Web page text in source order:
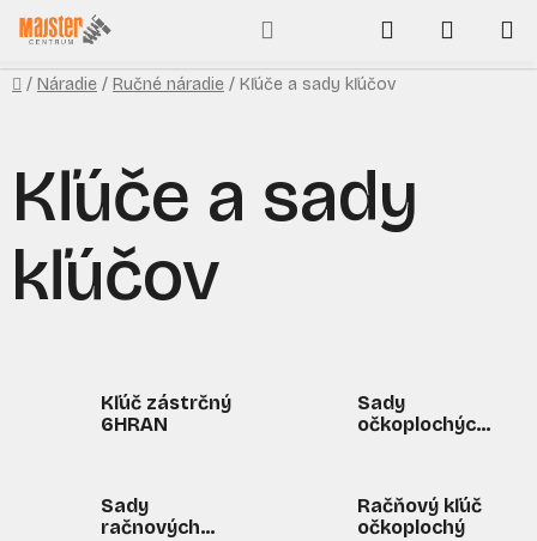
Prejsť
na
obsah
Hľadať
KOŠÍK
Domov
/ Náradie / Ručné náradie / Kľúče a sady kľúčov
Kľúče a sady
kľúčov
Kľúč zástrčný
6HRAN
Sady
očkoplochých
Sady
račnových
Račňový kľúč
očkoplochý